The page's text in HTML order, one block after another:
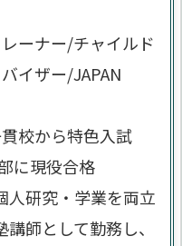
ーナー/チャイルド
イザー/JAPAN
校から特色入試
に現役合格
人研究・学業を両立
師として勤務し、